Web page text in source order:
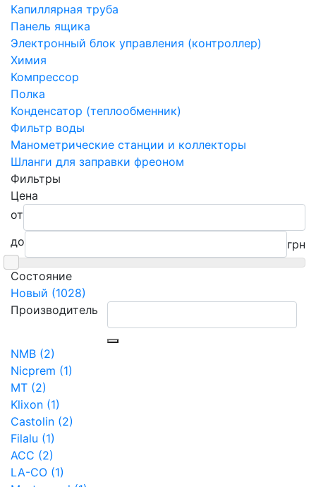
Капиллярная труба
Панель ящика
Электронный блок управления (контроллер)
Химия
Компрессор
Полка
Конденсатор (теплообменник)
Фильтр воды
Манометрические станции и коллекторы
Шланги для заправки фреоном
Фильтры
Цена
от
до
грн
Состояние
Новый (1028)
Производитель
NMB (2)
Nicprem (1)
MT (2)
Klixon (1)
Castolin (2)
Filalu (1)
ACC (2)
LA-CO (1)